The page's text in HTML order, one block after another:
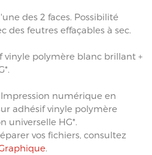
des 2 faces. Possibilité
des feutres effaçables à sec.
vinyle polymère blanc brillant +
Impression numérique en
adhésif vinyle polymère
universelle HG*.
vos fichiers, consultez
.